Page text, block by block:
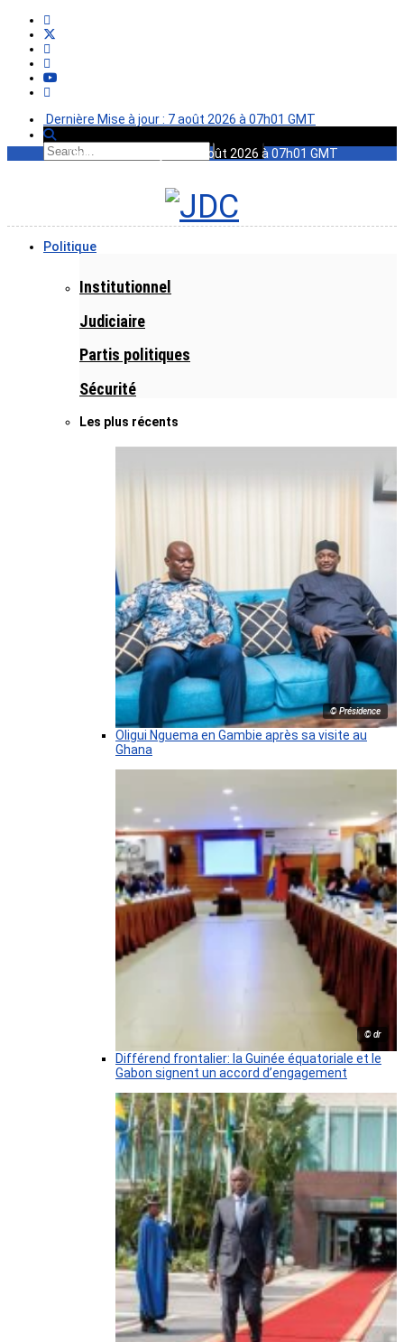
Dernière Mise à jour : 7 août 2026 à 07h01 GMT
Dernière Mise à jour : 7 août 2026 à 07h01 GMT
Politique
Institutionnel
Judiciaire
Partis politiques
Sécurité
Les plus récents
© Présidence
Oligui Nguema en Gambie après sa visite au
Ghana
© dr
Différend frontalier: la Guinée équatoriale et le
Gabon signent un accord d’engagement